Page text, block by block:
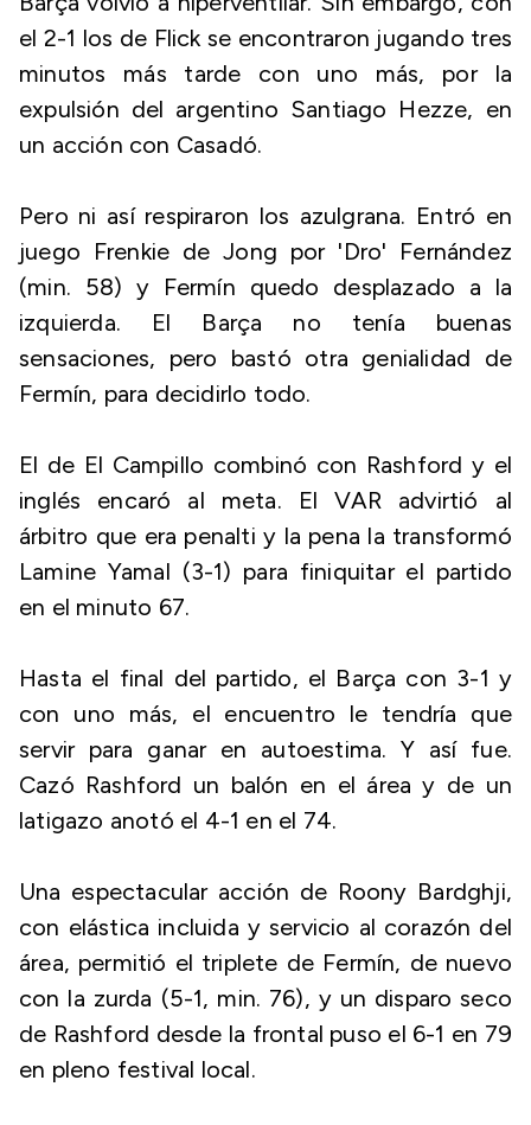
el 2-1 los de Flick se encontraron jugando tres
minutos más tarde con uno más, por la
expulsión del argentino Santiago Hezze, en
un acción con Casadó.
Pero ni así respiraron los azulgrana. Entró en
juego Frenkie de Jong por 'Dro' Fernández
(min. 58) y Fermín quedo desplazado a la
izquierda. El Barça no tenía buenas
sensaciones, pero bastó otra genialidad de
Fermín, para decidirlo todo.
El de El Campillo combinó con Rashford y el
inglés encaró al meta. El VAR advirtió al
árbitro que era penalti y la pena la transformó
Lamine Yamal (3-1) para finiquitar el partido
en el minuto 67.
Hasta el final del partido, el Barça con 3-1 y
con uno más, el encuentro le tendría que
servir para ganar en autoestima. Y así fue.
Cazó Rashford un balón en el área y de un
latigazo anotó el 4-1 en el 74.
Una espectacular acción de Roony Bardghji,
con elástica incluida y servicio al corazón del
área, permitió el triplete de Fermín, de nuevo
con la zurda (5-1, min. 76), y un disparo seco
de Rashford desde la frontal puso el 6-1 en 79
en pleno festival local.